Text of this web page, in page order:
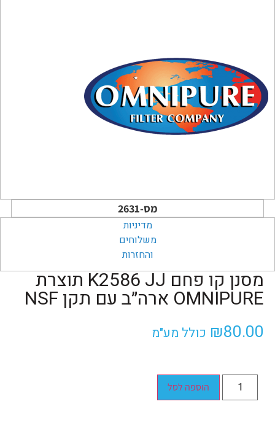
מס-2631
מדיניות
משלוחים
והחזרות
מסנן קו פחם K2586 JJ תוצרת
OMNIPURE ארה״ב עם תקן NSF
₪80.00 כולל מע"מ
הוספה לסל